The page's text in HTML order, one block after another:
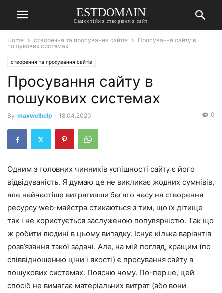
ESTDOMAIN
Самостійно створюємо сайт
Home створення та просування сайтів
Просування сайту в
пошукових системах
створення та просування сайтів
Просування сайту в
пошукових системах
By maxwelhelp - 18.04.2020 0
Одним з головних чинників успішності сайту є його
відвідуваність. Я думаю це не викликає жодних сумнівів,
але найчастіше витративши багато часу на створення
ресурсу web-майстра стикаються з тим, що їх дітище
так і не користується заслуженою популярністю. Так що
ж робити людині в цьому випадку. Існує кілька варіантів
розв’язання такої задачі. Але, на мій погляд, кращим (по
співвідношенню ціни і якості) є просування сайту в
пошукових системах. Поясню чому. По-перше, цей
спосіб не вимагає матеріальних витрат (або вони